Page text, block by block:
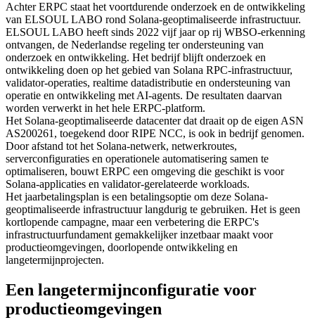
Achter ERPC staat het voortdurende onderzoek en de ontwikkeling
van ELSOUL LABO rond Solana-geoptimaliseerde infrastructuur.
ELSOUL LABO heeft sinds 2022 vijf jaar op rij WBSO-erkenning
ontvangen, de Nederlandse regeling ter ondersteuning van
onderzoek en ontwikkeling. Het bedrijf blijft onderzoek en
ontwikkeling doen op het gebied van Solana RPC-infrastructuur,
validator-operaties, realtime datadistributie en ondersteuning van
operatie en ontwikkeling met AI-agents. De resultaten daarvan
worden verwerkt in het hele ERPC-platform.
Het Solana-geoptimaliseerde datacenter dat draait op de eigen ASN
AS200261, toegekend door RIPE NCC, is ook in bedrijf genomen.
Door afstand tot het Solana-netwerk, netwerkroutes,
serverconfiguraties en operationele automatisering samen te
optimaliseren, bouwt ERPC een omgeving die geschikt is voor
Solana-applicaties en validator-gerelateerde workloads.
Het jaarbetalingsplan is een betalingsoptie om deze Solana-
geoptimaliseerde infrastructuur langdurig te gebruiken. Het is geen
kortlopende campagne, maar een verbetering die ERPC's
infrastructuurfundament gemakkelijker inzetbaar maakt voor
productieomgevingen, doorlopende ontwikkeling en
langetermijnprojecten.
Een langetermijnconfiguratie voor
productieomgevingen